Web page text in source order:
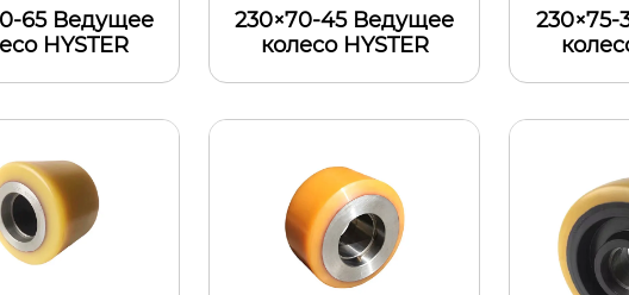
65 Ведущее
HYSTER
230×70-45 Ведущее
колесо HYSTER